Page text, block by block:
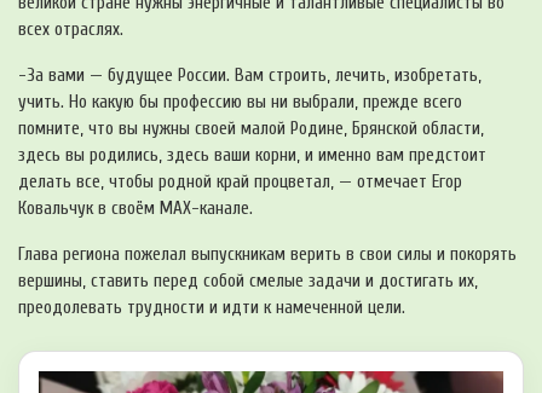
всех отраслях.
-За вами — будущее России. Вам строить, лечить, изобретать,
учить. Но какую бы профессию вы ни выбрали, прежде всего
помните, что вы нужны своей малой Родине, Брянской области,
здесь вы родились, здесь ваши корни, и именно вам предстоит
делать все, чтобы родной край процветал, — отмечает Егор
Ковальчук в своём MAX-канале.
Глава региона пожелал выпускникам верить в свои силы и покорять
вершины, ставить перед собой смелые задачи и достигать их,
преодолевать трудности и идти к намеченной цели.